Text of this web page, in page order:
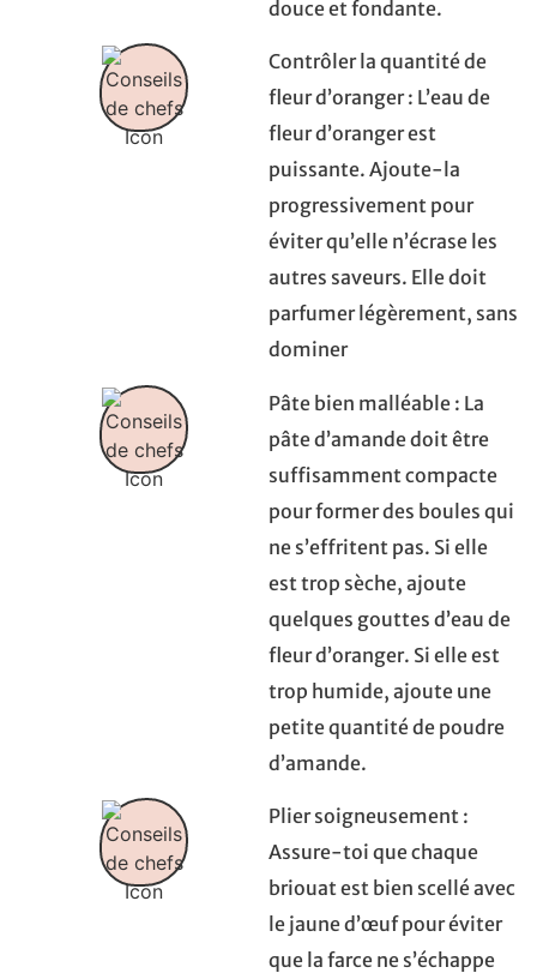
douce et fondante.
Contrôler la quantité de
fleur d’oranger : L’eau de
fleur d’oranger est
puissante. Ajoute-la
progressivement pour
éviter qu’elle n’écrase les
autres saveurs. Elle doit
parfumer légèrement, sans
dominer
Pâte bien malléable : La
pâte d’amande doit être
suffisamment compacte
pour former des boules qui
ne s’effritent pas. Si elle
est trop sèche, ajoute
quelques gouttes d’eau de
fleur d’oranger. Si elle est
trop humide, ajoute une
petite quantité de poudre
d’amande.
Plier soigneusement :
Assure-toi que chaque
briouat est bien scellé avec
le jaune d’œuf pour éviter
que la farce ne s’échappe